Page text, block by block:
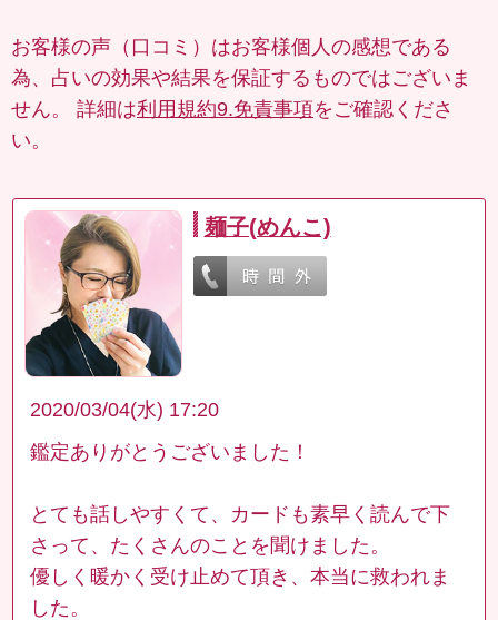
お客様の声（口コミ）はお客様個人の感想である
為、占いの効果や結果を保証するものではございま
せん。 詳細は利用規約9.免責事項をご確認くださ
い。
麺子(めんこ)
2020/03/04(水) 17:20
鑑定ありがとうございました！
とても話しやすくて、カードも素早く読んで下
さって、たくさんのことを聞けました。
優しく暖かく受け止めて頂き、本当に救われま
した。